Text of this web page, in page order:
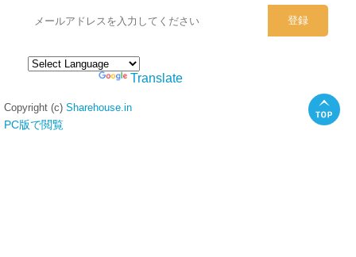
Translate
Copyright (c) Sharehouse.in
PC版で閲覧